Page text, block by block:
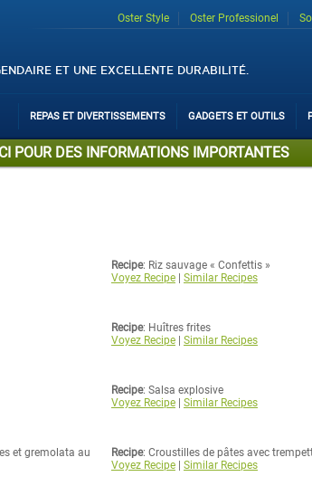
ET UNE EXCELLENTE DURABILITÉ.
Oster Style Oster Professionel
REPAS ET DIVERTISSEMENTS GADGETS ET OUTILS
POUR DES INFORMATIONS IMPORTANTES
Recipe: Riz sauvage « Confettis »
Voyez Recipe| Similar Recipes
Recipe: Huîtres frites
Voyez Recipe| Similar Recipes
Recipe: Salsa explosive
Voyez Recipe| Similar Recipes
et gremolata au
Recipe: Croustilles de pâtes avec
Voyez Recipe| Similar Recipes